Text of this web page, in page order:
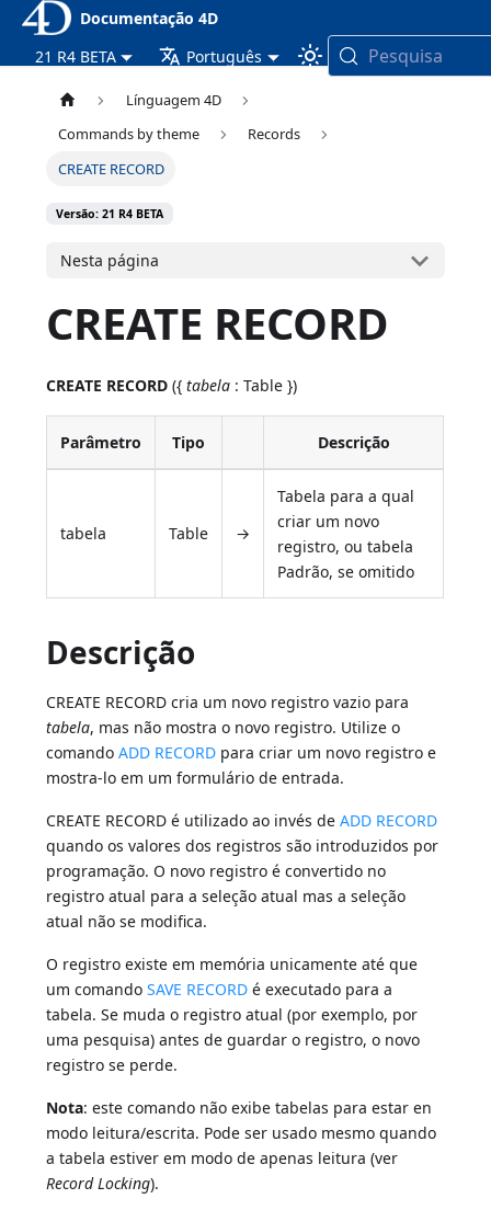
Documentação 4D
21 R4 BETA
Português Pesquisa
Línguagem 4D
Commands by theme
Records
CREATE RECORD
Versão: 21 R4 BETA
Nesta página
CREATE RECORD
CREATE RECORD ({tabela : Table })
Parâmetro Tipo Descrição
tabela Table →
Tabela para a qual
criar um novo
registro, ou tabela
Padrão, se omitido
Descrição
CREATE RECORD cria um novo registro vazio para
tabela, mas não mostra o novo registro. Utilize o
comandoADD RECORD para criar um novo registro e
mostra-lo em um formulário de entrada.
CREATE RECORD é utilizado ao invés deADD RECORD
quando os valores dos registros são introduzidos por
programação. O novo registro é convertido no
registro atual para a seleção atual mas a seleção
atual não se modifica.
O registro existe em memória unicamente até que
um comandoSAVE RECORD é executado para a
tabela. Se muda o registro atual (por exemplo, por
uma pesquisa) antes de guardar o registro, o novo
registro se perde.
Nota: este comando não exibe tabelas para estar en
modo leitura/escrita. Pode ser usado mesmo quando
a tabela estiver em modo de apenas leitura (ver
Record Locking).